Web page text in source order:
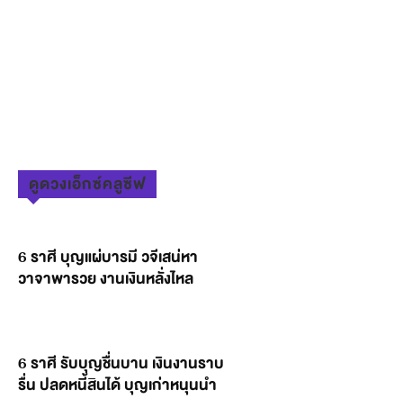
ดูดวงเอ็กซ์คลูซีฟ
6 ราศี บุญแผ่บารมี วจีเสน่หา
วาจาพารวย งานเงินหลั่งไหล
6 ราศี รับบุญชื่นบาน เงินงานราบ
รื่น ปลดหนี้สินได้ บุญเก่าหนุนนำ